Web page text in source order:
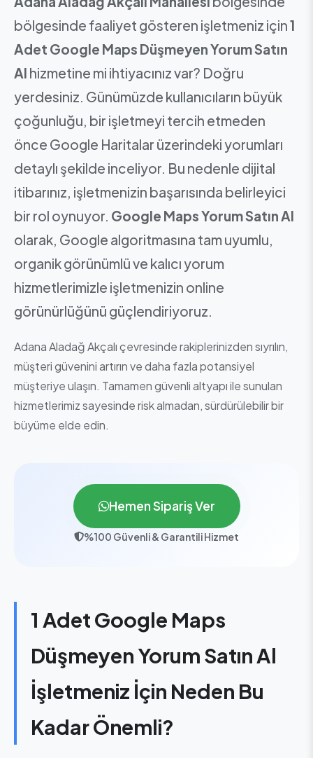
bölgesinde faaliyet gösteren işletmeniz için1
Adet Google Maps Düşmeyen Yorum Satın
Al hizmetine mi ihtiyacınız var? Doğru
yerdesiniz. Günümüzde kullanıcıların büyük
çoğunluğu, bir işletmeyi tercih etmeden
önce Google Haritalar üzerindeki yorumları
detaylı şekilde inceliyor. Bu nedenle dijital
itibarınız, işletmenizin başarısında belirleyici
bir rol oynuyor. Google Maps Yorum Satın Al
olarak, Google algoritmasına tam uyumlu,
organik görünümlü ve kalıcı yorum
hizmetlerimizle işletmenizin online
görünürlüğünü güçlendiriyoruz.
Adana Aladağ Akçalı çevresinde rakiplerinizden sıyrılın,
müşteri güvenini artırın ve daha fazla potansiyel
müşteriye ulaşın. Tamamen güvenli altyapı ile sunulan
hizmetlerimiz sayesinde risk almadan, sürdürülebilir bir
büyüme elde edin.
Hemen Sipariş Ver
%100 Güvenli & Garantili Hizmet
1 Adet Google Maps
Düşmeyen Yorum Satın Al
İşletmeniz İçin Neden Bu
Kadar Önemli?